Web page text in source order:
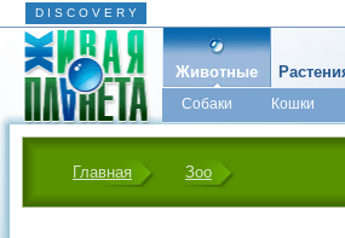
D I S C O V E R Y
Животные
Собаки Кошки
Микромир
Главная Зоо